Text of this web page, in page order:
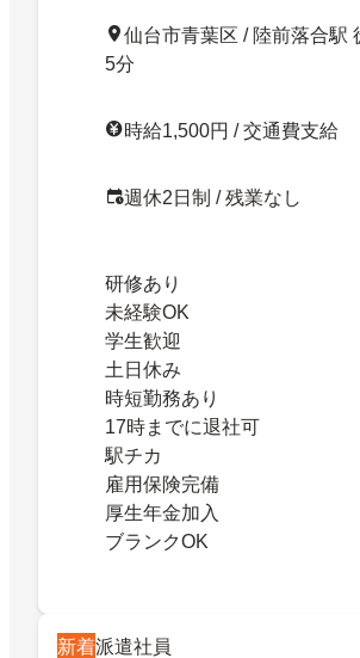
仙台市青葉区 / 陸前落合駅
5分
時給1,500円 / 交通費支給
週休2日制 / 残業なし
研修あり
未経験OK
学生歓迎
土日休み
時短勤務あり
17時までに退社可
駅チカ
雇用保険完備
厚生年金加入
ブランクOK
新着派遣社員